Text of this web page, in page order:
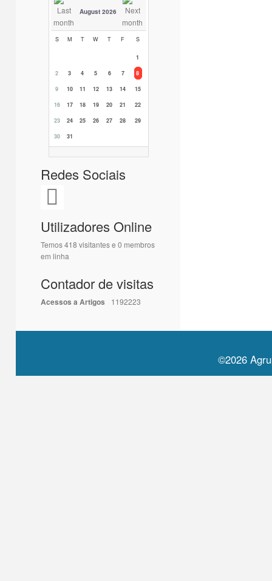
August 2026
S M T W T F S
1
2
3 4 5 6 7
8
9
10 11 12 13 14
15
16
17 18 19 20 21
22
23
24 25 26 27 28
29
30
31
Redes Sociais
Utilizadores Online
Temos 418 visitantes e 0 membros
em linha
Contador de visitas
Acessos a Artigos 1192223
©2026